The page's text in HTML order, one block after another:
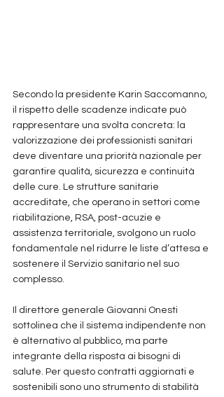
Secondo la presidente Karin Saccomanno,
il rispetto delle scadenze indicate può
rappresentare una svolta concreta: la
valorizzazione dei professionisti sanitari
deve diventare una priorità nazionale per
garantire qualità, sicurezza e continuità
delle cure. Le strutture sanitarie
accreditate, che operano in settori come
riabilitazione, RSA, post-acuzie e
assistenza territoriale, svolgono un ruolo
fondamentale nel ridurre le liste d’attesa e
sostenere il Servizio sanitario nel suo
complesso.
Il direttore generale Giovanni Onesti
sottolinea che il sistema indipendente non
è alternativo al pubblico, ma parte
integrante della risposta ai bisogni di
salute. Per questo contratti aggiornati e
sostenibili sono uno strumento di stabilità